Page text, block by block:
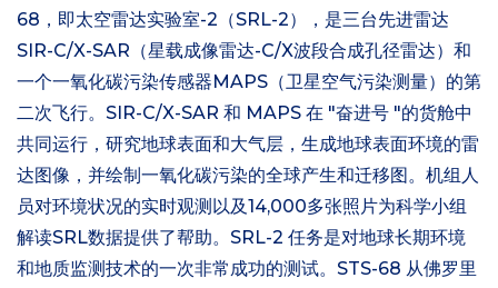
68，即太空雷达实验室-2（SRL-2），是三台先进雷达
SIR-C/X-SAR（星载成像雷达-C/X波段合成孔径雷达）和
一个一氧化碳污染传感器MAPS（卫星空气污染测量）的第
二次飞行。SIR-C/X-SAR 和 MAPS 在 "奋进号 "的货舱中
共同运行，研究地球表面和大气层，生成地球表面环境的雷
达图像，并绘制一氧化碳污染的全球产生和迁移图。机组人
员对环境状况的实时观测以及14,000多张照片为科学小组
解读SRL数据提供了帮助。SRL-2 任务是对地球长期环境
和地质监测技术的一次非常成功的测试。STS-68 从佛罗里